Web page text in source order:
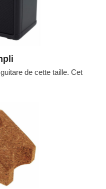
de cette taille. Cet